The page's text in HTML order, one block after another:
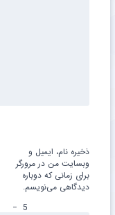
ذخیره نام، ایمیل و
وبسایت من در مرورگر
برای زمانی که دوباره
دیدگاهی می‌نویسم.
5
−